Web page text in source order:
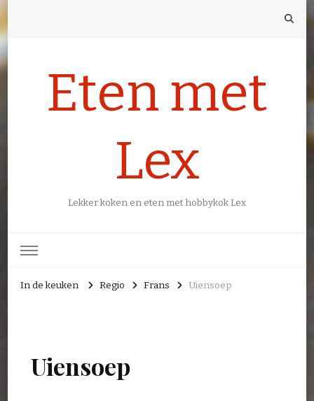
Eten met
Lex
Lekker koken en eten met hobbykok Lex
In de keuken Regio Frans Uiensoep
Uiensoep